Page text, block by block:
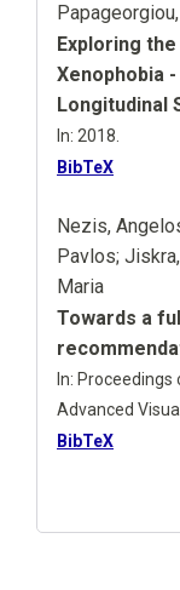
Exploring
Xenophobia
Longitudinal
In: 2018
BibTeX
Nezis,
Pavlos;
Maria
Towards a
In: Proceedings
Advanced
BibTeX